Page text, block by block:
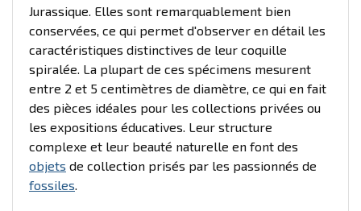
Jurassique. Elles sont remarquablement bien
conservées, ce qui permet d'observer en détail les
caractéristiques distinctives de leur coquille
spiralée. La plupart de ces spécimens mesurent
entre 2 et 5 centimètres de diamètre, ce qui en fait
des pièces idéales pour les collections privées ou
les expositions éducatives. Leur structure
complexe et leur beauté naturelle en font des
objets de collection prisés par les passionnés de
fossiles.